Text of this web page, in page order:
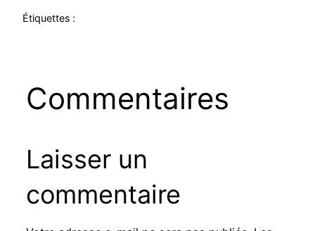
Étiquettes :
Commentaires
Laisser un
commentaire